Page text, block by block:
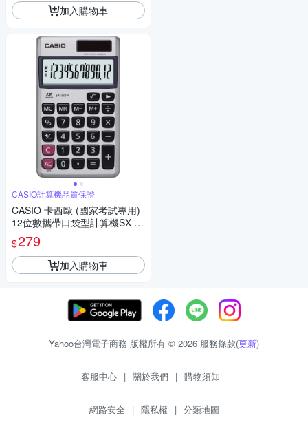
加入購物車
CASIO計算機品質保證
CASIO 卡西歐 (國家考試專用)
12位數攜帶口袋型計算機SX-32
0P
$279
加入購物車
Yahoo台灣電子商務 版權所有 © 2026 服務條款(更新)
客服中心 | 關於我們 | 購物須知
網路安全 | 隱私權 | 分類地圖